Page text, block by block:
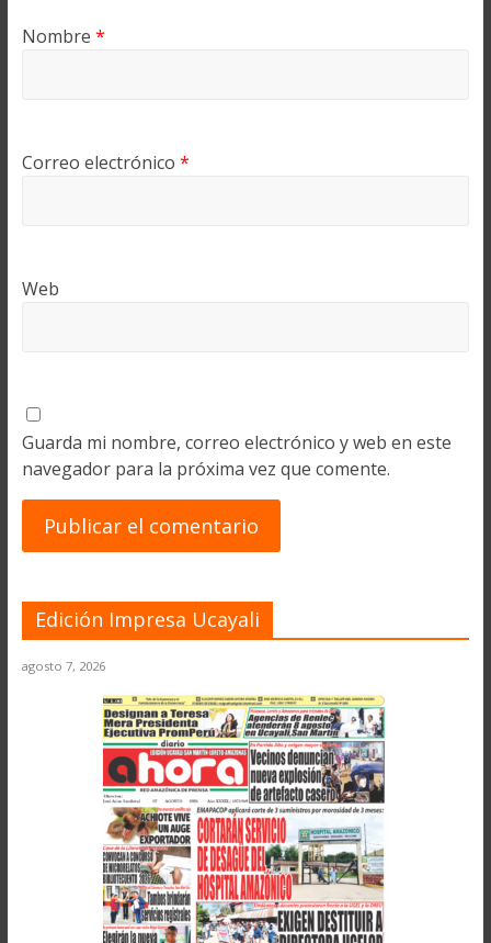
Nombre *
Correo electrónico *
Web
Guarda mi nombre, correo electrónico y web en este
navegador para la próxima vez que comente.
Edición Impresa Ucayali
agosto 7, 2026